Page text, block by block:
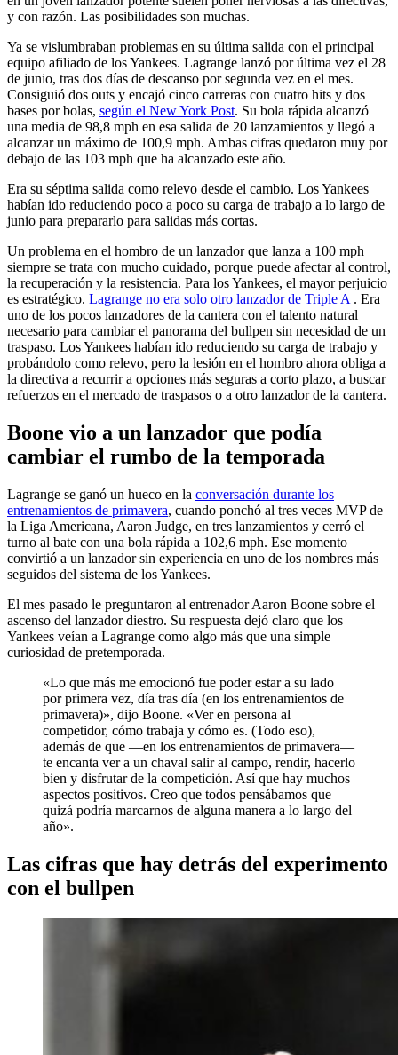
y con razón. Las posibilidades son muchas.
Ya se vislumbraban problemas en su última salida con el principal
equipo afiliado de los Yankees. Lagrange lanzó por última vez el 28
de junio, tras dos días de descanso por segunda vez en el mes.
Consiguió dos outs y encajó cinco carreras con cuatro hits y dos
bases por bolas, según el New York Post. Su bola rápida alcanzó
una media de 98,8 mph en esa salida de 20 lanzamientos y llegó a
alcanzar un máximo de 100,9 mph. Ambas cifras quedaron muy por
debajo de las 103 mph que ha alcanzado este año.
Era su séptima salida como relevo desde el cambio. Los Yankees
habían ido reduciendo poco a poco su carga de trabajo a lo largo de
junio para prepararlo para salidas más cortas.
Un problema en el hombro de un lanzador que lanza a 100 mph
siempre se trata con mucho cuidado, porque puede afectar al control,
la recuperación y la resistencia. Para los Yankees, el mayor perjuicio
es estratégico. Lagrange no era solo otro lanzador de Triple A . Era
uno de los pocos lanzadores de la cantera con el talento natural
necesario para cambiar el panorama del bullpen sin necesidad de un
traspaso. Los Yankees habían ido reduciendo su carga de trabajo y
probándolo como relevo, pero la lesión en el hombro ahora obliga a
la directiva a recurrir a opciones más seguras a corto plazo, a buscar
refuerzos en el mercado de traspasos o a otro lanzador de la cantera.
Boone vio a un lanzador que podía
cambiar el rumbo de la temporada
Lagrange se ganó un hueco en la conversación durante los
entrenamientos de primavera, cuando ponchó al tres veces MVP de
la Liga Americana, Aaron Judge, en tres lanzamientos y cerró el
turno al bate con una bola rápida a 102,6 mph. Ese momento
convirtió a un lanzador sin experiencia en uno de los nombres más
seguidos del sistema de los Yankees.
El mes pasado le preguntaron al entrenador Aaron Boone sobre el
ascenso del lanzador diestro. Su respuesta dejó claro que los
Yankees veían a Lagrange como algo más que una simple
curiosidad de pretemporada.
«Lo que más me emocionó fue poder estar a su lado
por primera vez, día tras día (en los entrenamientos de
primavera)», dijo Boone. «Ver en persona al
competidor, cómo trabaja y cómo es. (Todo eso),
además de que —en los entrenamientos de primavera—
te encanta ver a un chaval salir al campo, rendir, hacerlo
bien y disfrutar de la competición. Así que hay muchos
aspectos positivos. Creo que todos pensábamos que
quizá podría marcarnos de alguna manera a lo largo del
año».
Las cifras que hay detrás del experimento
con el bullpen